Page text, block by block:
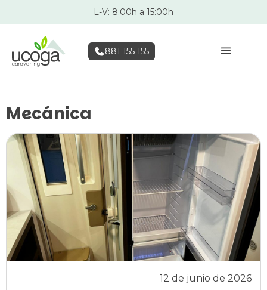
L-V: 8:00h a 15:00h
881 155 155
Mecánica
12 de junio de 2026